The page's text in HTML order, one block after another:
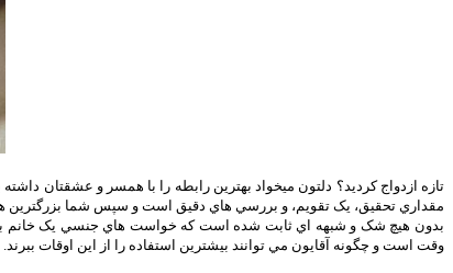
تازه ازدواج کردید؟ دلتون میخواد بهترین رابطه را با همسر و عشقتان
مقداري تحقيق، يک تقويم، و بررسي هاي دقيق است و سپس شما بزرگترين
بدون هيچ شک و شبهه اي ثابت شده است که خواست هاي جنسي يک خانم به
وقت است و چگونه آقايون مي توانند بيشترين استفاده را از اين اوقات ببرند.